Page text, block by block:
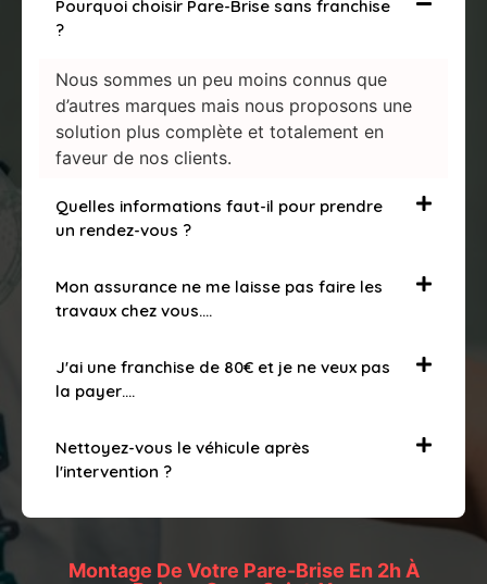
Pourquoi choisir Pare-Brise sans franchise
?
Nous sommes un peu moins connus que
d’autres marques mais nous proposons une
solution plus complète et totalement en
faveur de nos clients.
Quelles informations faut-il pour prendre
un rendez-vous ?
Mon assurance ne me laisse pas faire les
travaux chez vous….
J'ai une franchise de 80€ et je ne veux pas
la payer….
Nettoyez-vous le véhicule après
l'intervention ?
Montage De Votre Pare-Brise En 2h À